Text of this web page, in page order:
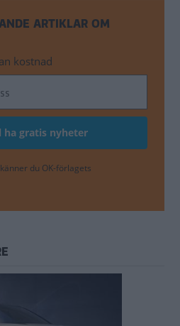
ARTIKLAR OM
kostnad
du OK-förlagets